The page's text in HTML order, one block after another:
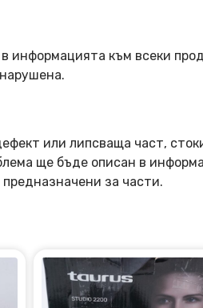
информацията към всеки
или липсваща част,
ще бъде описан в
за части.